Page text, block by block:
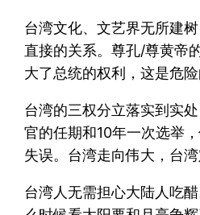
台湾文化、文艺界无所建
直接的关系。尊孔/尊黄帝
大了总统的权利，这是危险
台湾的三权分立落实到实
官的任期和10年一次选举
失误。台湾走向伟大，台湾
台湾人无需担心大陆人吃